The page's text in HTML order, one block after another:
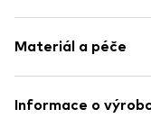
Přeliv/oprané
Styl 5 kapes
Položka č.
Střih: Bootcut
Výška sedu:
Tabulka velikostí
Materiál a péče
Materiál: 74%
Informace o